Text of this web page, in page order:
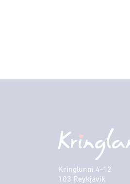
Kringlunni 4-12
103 Reykjavik